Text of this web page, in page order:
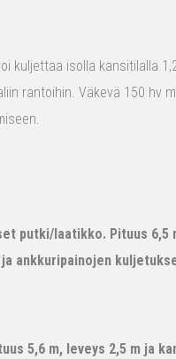
kuljettaa isolla kansitilalla
rantoihin. Väkevä 150
putki/laatikko. Pituus 6,5
ankkuripainojen
5,6 m, leveys 2,5 m ja